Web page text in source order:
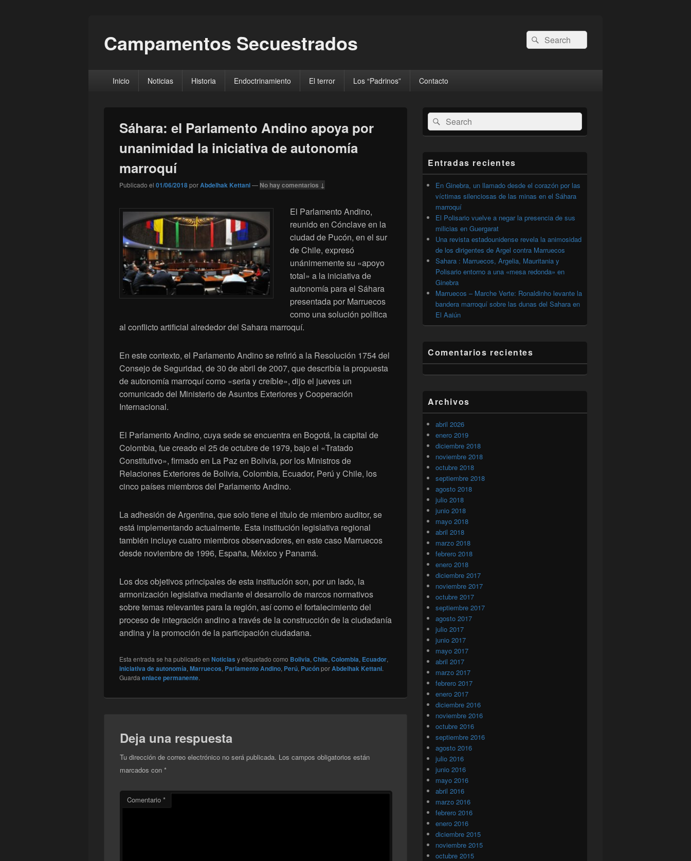
Campamentos Secuestrados
Buscar
por:
Buscar
principalInicio Noticias Historia Endoctrinamiento El terror Los “Padrinos” Contacto
Sáhara: el Parlamento Andino apoya por
unanimidad la iniciativa de autonomía
marroquí
Publicado el 01/06/2018porAbdelhak Kettani— No hay comentarios ↓
El Parlamento Andino,
reunido en Cónclave en la
ciudad de Pucón, en el sur
de Chile, expresó
unánimemente su «apoyo
total» a la iniciativa de
autonomía para el Sáhara
presentada por Marruecos
como una solución política
al conflicto artificial alrededor del Sahara marroquí.
En este contexto, el Parlamento Andino se refirió a la Resolución 1754 del
Consejo de Seguridad, de 30 de abril de 2007, que describía la propuesta
de autonomía marroquí como «seria y creíble», dijo el jueves un
comunicado del Ministerio de Asuntos Exteriores y Cooperación
Internacional.
El Parlamento Andino, cuya sede se encuentra en Bogotá, la capital de
Colombia, fue creado el 25 de octubre de 1979, bajo el «Tratado
Constitutivo», firmado en La Paz en Bolivia, por los Ministros de
Relaciones Exteriores de Bolivia, Colombia, Ecuador, Perú y Chile, los
cinco países miembros del Parlamento Andino.
La adhesión de Argentina, que solo tiene el título de miembro auditor, se
está implementando actualmente. Esta institución legislativa regional
también incluye cuatro miembros observadores, en este caso Marruecos
desde noviembre de 1996, España, México y Panamá.
Los dos objetivos principales de esta institución son, por un lado, la
armonización legislativa mediante el desarrollo de marcos normativos
sobre temas relevantes para la región, así como el fortalecimiento del
proceso de integración andino a través de la construcción de la ciudadanía
andina y la promoción de la participación ciudadana.
Esta entrada se ha publicado en Noticias y etiquetado como Bolivia, Chile, Colombia, Ecuador,
iniciativa de autonomía, Marruecos, Parlamento Andino, Perú, PucónporAbdelhak Kettani.
Guarda enlace permanente.
Deja una respuesta
Tu dirección de correo electrónico no será publicada. Los campos obligatorios están
marcados con *
Comentario *
El
área
de
widget
lateral
primaria
Buscar
por:
Buscar
Entradas recientes
En Ginebra, un llamado desde el corazón por las
víctimas silenciosas de las minas en el Sáhara
marroquí
El Polisario vuelve a negar la presencia de sus
milicias en Guergarat
Una revista estadounidense revela la animosidad
de los dirigentes de Argel contra Marruecos
Sahara : Marruecos, Argelia, Mauritania y
Polisario entorno a una «mesa redonda» en
Ginebra
Marruecos – Marche Verte: Ronaldinho levante la
bandera marroquí sobre las dunas del Sahara en
El Aaiún
Comentarios recientes
Archivos
abril 2026
enero 2019
diciembre 2018
noviembre 2018
octubre 2018
septiembre 2018
agosto 2018
julio 2018
junio 2018
mayo 2018
abril 2018
marzo 2018
febrero 2018
enero 2018
diciembre 2017
noviembre 2017
octubre 2017
septiembre 2017
agosto 2017
julio 2017
junio 2017
mayo 2017
abril 2017
marzo 2017
febrero 2017
enero 2017
diciembre 2016
noviembre 2016
octubre 2016
septiembre 2016
agosto 2016
julio 2016
junio 2016
mayo 2016
abril 2016
marzo 2016
febrero 2016
enero 2016
diciembre 2015
noviembre 2015
octubre 2015